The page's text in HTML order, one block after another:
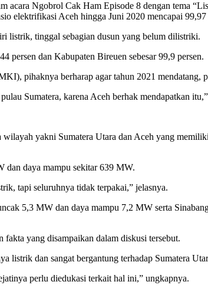
Ngobrol Cak Ham Episode 8 dengan tema
elektrifikasi Aceh hingga Juni 2020 mencapai 99,97
listrik, tinggal sebagian dusun yang belum dilistriki.
persen dan Kabupaten Bireuen sebesar 99,9 persen.
pihaknya berharap agar tahun 2021 mendatang,
Sumatera, karena Aceh berhak mendapatkan
yakni Sumatera Utara dan Aceh yang
dan daya mampu sekitar 639 MW.
tapi seluruhnya tidak terpakai,” jelasnya.
5,3 MW dan daya mampu 7,2 MW serta
yang disampaikan dalam diskusi tersebut.
listrik dan sangat bergantung terhadap Sumatera
perlu diedukasi terkait hal ini,” ungkapnya.